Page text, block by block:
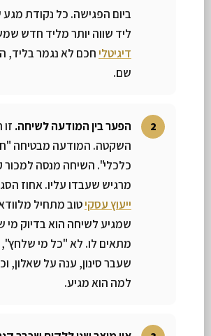
ביום הפגישה. כל נקודת
ליד שווה יותר מליד חדש
דיגיטליחכם לא נגמר בליד,
שם.
הפער בין המודעה לשיחה.
השקטה. המודעה מבטיחה
כלכלי". השיחה מנסה למכור
מרגיש שעבדו עליו. אחוז
ייעוץ עסקיטוב מתחיל
שמגיע לשיחה הוא בדיוק מי
מתאים לו. לא "כל מי
שעבר סינון, ענה על שאלון,
למה הוא מגיע.